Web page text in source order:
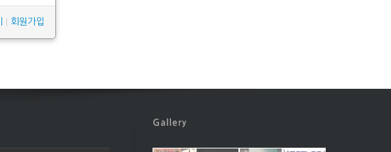
회원가입